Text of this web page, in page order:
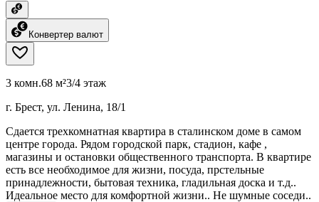
Конвертер валют
3 комн.68 м²3/4 этаж
г. Брест, ул. Ленина, 18/1
Сдается трехкомнатная квартира в сталинском доме в самом
центре города. Рядом городской парк, стадион, кафе ,
магазины и остановки общественного транспорта. В квартире
есть все необходимое для жизни, посуда, прстельные
принадлежности, бытовая техника, гладильная доска и т.д..
Идеальное место для комфортной жизни.. Не шумные соседи..